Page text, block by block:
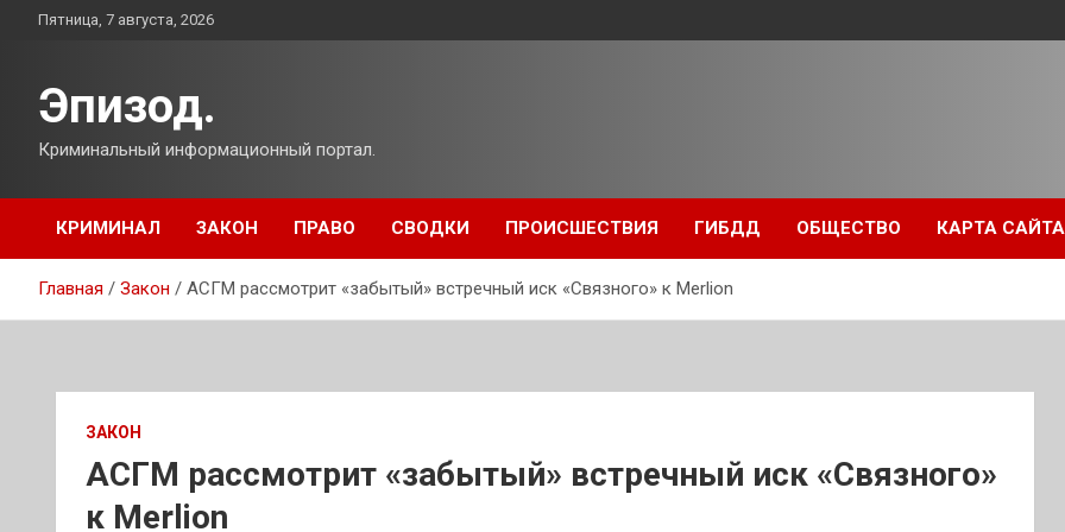
ПерейтиПятница, 7 августа, 2026
Эпизод.
Криминальный информационный портал.
КРИМИНАЛ ЗАКОН ПРАВО СВОДКИ ПРОИСШЕСТВИЯ ГИБДД ОБЩЕСТВО КАРТА САЙТА
Главная Закон АСГМ рассмотрит «забытый» встречный иск «Связного» к Merlion
ЗАКОН
АСГМ рассмотрит «забытый» встречный иск «Связного»
к Merlion